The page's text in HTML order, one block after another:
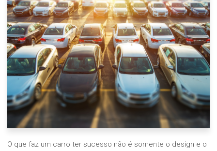
O que faz um carro ter sucesso não é somente o design e o